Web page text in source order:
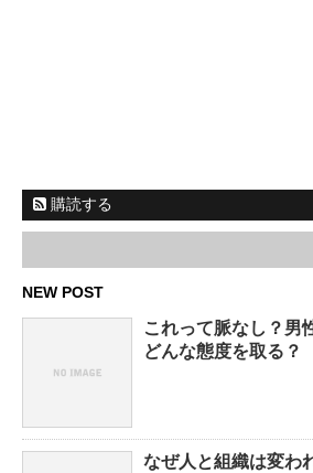
購読する
NEW POST
これって脈なし？男
どんな態度を取る？
なぜ人と組織は変わ